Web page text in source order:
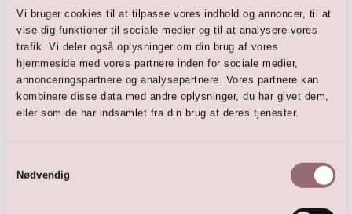
Vi bruger cookies til at tilpasse vores indhold og annoncer, til at
vise dig funktioner til sociale medier og til at analysere vores
trafik. Vi deler også oplysninger om din brug af vores
hjemmeside med vores partnere inden for sociale medier,
annonceringspartnere og analysepartnere. Vores partnere kan
kombinere disse data med andre oplysninger, du har givet dem,
eller som de har indsamlet fra din brug af deres tjenester.
Nødvendig
LILLY Brudekjole
7.500,00 DKK
12.399,00 DKK
Eventyrlig LILLY brudekjole
med 3D-blonde
7.500,00 DKK
11.750,00 DKK